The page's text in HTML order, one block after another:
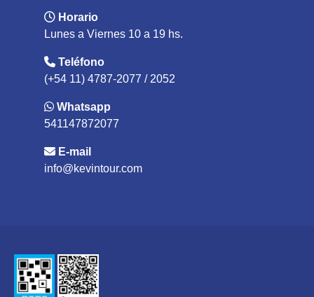
Horario
Lunes a Viernes 10 a 19 hs.
Teléfono
(+54 11) 4787-2077 / 2052
Whatsapp
541147872077
E-mail
info@kevintour.com